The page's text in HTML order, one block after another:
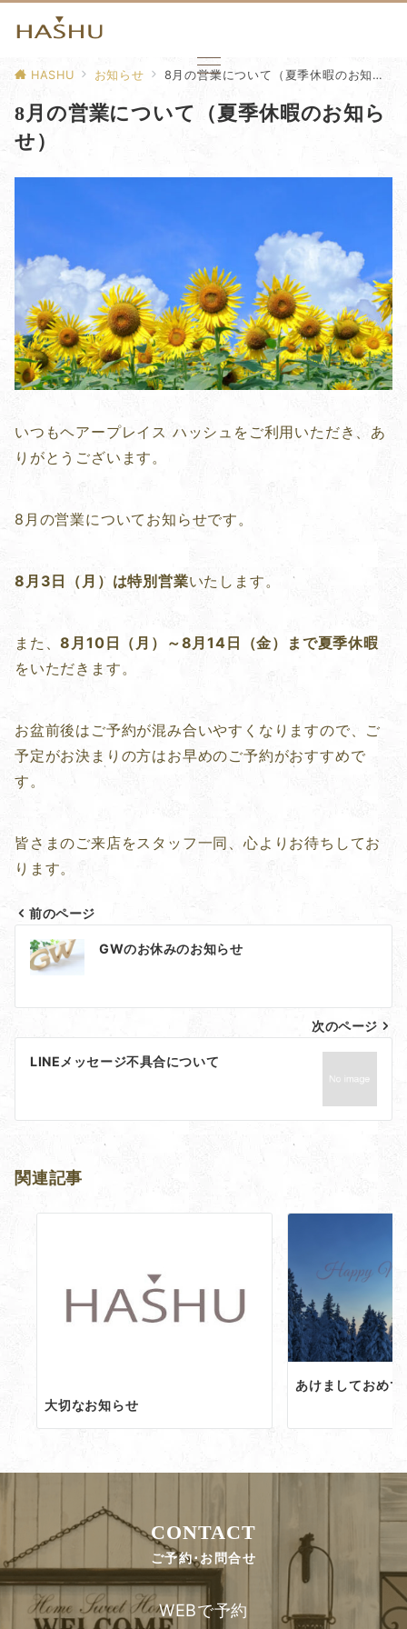
HASHU お知らせ 8月の営業について（夏季休暇のお知らせ）
8月の営業について（夏季休暇のお知ら
せ）
いつもヘアープレイス ハッシュをご利用いただき、あ
りがとうございます。
8月の営業についてお知らせです。
8月3日（月）は特別営業いたします。
また、8月10日（月）～8月14日（金）まで夏季休暇
をいただきます。
お盆前後はご予約が混み合いやすくなりますので、ご
予定がお決まりの方はお早めのご予約がおすすめで
す。
皆さまのご来店をスタッフ一同、心よりお待ちしてお
ります。
投
稿
ビ
ゲ
シ
ン
前のページ
GWのお休みのお知らせ
次のページ
LINEメッセージ不具合について
関連記事
大切なお知らせ
あけましておめ
CONTACT
ご予約･お問合せ
WEBで予約